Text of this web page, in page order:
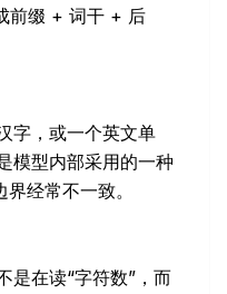
前缀 + 词干 + 后
字，或一个英文单
模型内部采用的一种
经常不一致。
是在读“字符数”，而